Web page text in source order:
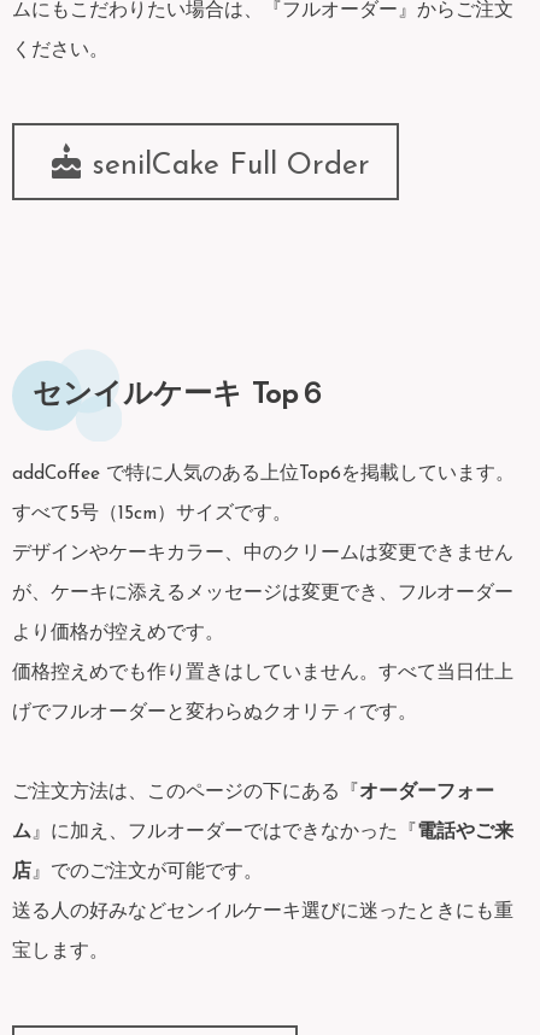
ムにもこだわりたい場合は、『フルオーダー』からご注文
ください。
senilCake Full Order
センイルケーキ Top６
addCoffee で特に人気のある上位Top6を掲載しています。
すべて5号（15cm）サイズです。
デザインやケーキカラー、中のクリームは変更できません
が、ケーキに添えるメッセージは変更でき、フルオーダー
より価格が控えめです。
価格控えめでも作り置きはしていません。すべて当日仕上
げでフルオーダーと変わらぬクオリティです。
ご注文方法は、このページの下にある『 オーダーフォー
ム』に加え、フルオーダーではできなかった『 電話やご来
店』でのご注文が可能です。
送る人の好みなどセンイルケーキ選びに迷ったときにも重
宝します。